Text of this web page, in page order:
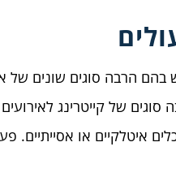
הרבה סוגים שונים של
של קייטרינג לאירועים
איטלקיים או אסייתיים.